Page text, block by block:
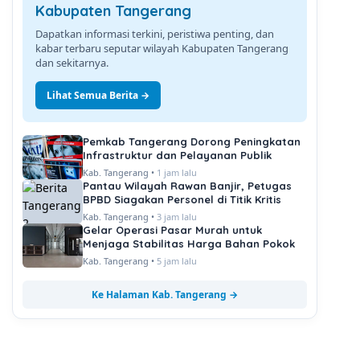
Kabupaten Tangerang
Dapatkan informasi terkini, peristiwa penting, dan
kabar terbaru seputar wilayah Kabupaten Tangerang
dan sekitarnya.
Lihat Semua Berita →
Pemkab Tangerang Dorong Peningkatan
Infrastruktur dan Pelayanan Publik
Kab. Tangerang • 1 jam lalu
Pantau Wilayah Rawan Banjir, Petugas
BPBD Siagakan Personel di Titik Kritis
Kab. Tangerang • 3 jam lalu
Gelar Operasi Pasar Murah untuk
Menjaga Stabilitas Harga Bahan Pokok
Kab. Tangerang • 5 jam lalu
Ke Halaman Kab. Tangerang →